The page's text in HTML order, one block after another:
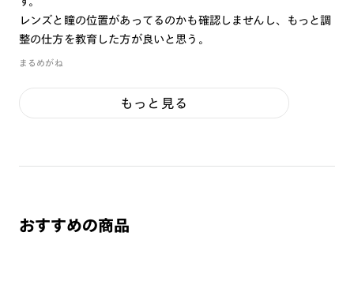
レンズと瞳の位置があってるのかも確認しませんし、もっと調
整の仕方を教育した方が良いと思う。
まるめがね
もっと見る
おすすめの商品